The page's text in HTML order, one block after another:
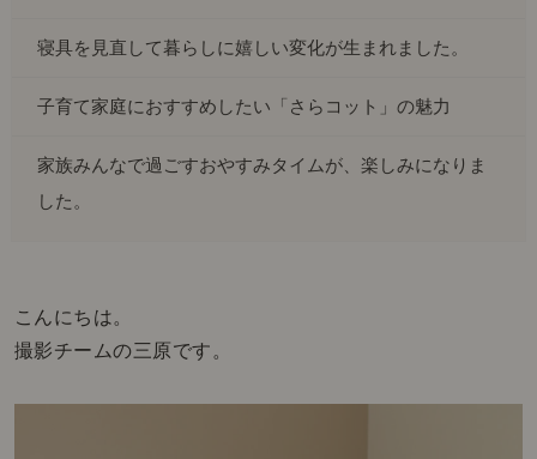
こんにちは。
撮影チームの三原です。
寝具を見直して暮らしに嬉しい変化が生まれました。
子育て家庭におすすめしたい「さらコット」の魅力
家族みんなで過ごすおやすみタイムが、楽しみになりま
した。